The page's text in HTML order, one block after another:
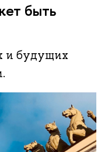
быть
и будущих